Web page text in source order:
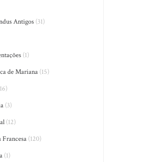
Antigos (31)
(1)
de Mariana (15)
(3)
(12)
(120)
(1)